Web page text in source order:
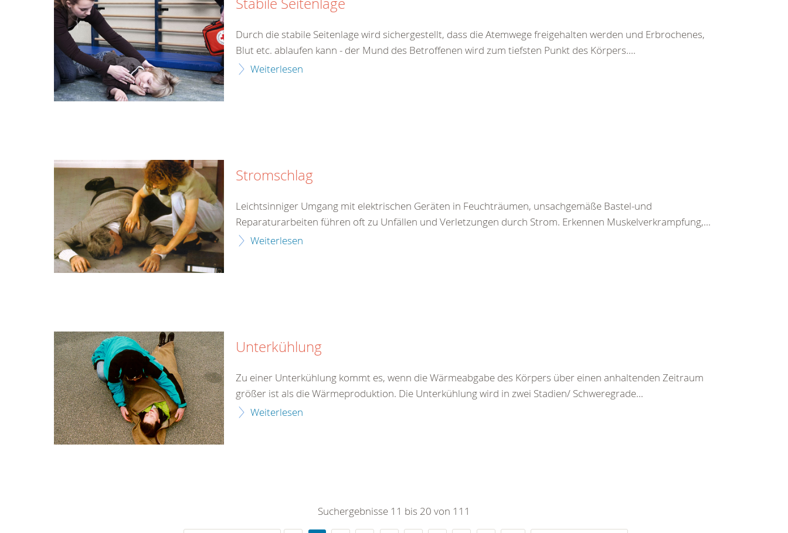
Durch die stabile Seitenlage wird sichergestellt, dass die Atemwege freigehalten werden und Erbrochenes,
Blut etc. ablaufen kann - der Mund des Betroffenen wird zum tiefsten Punkt des Körpers....
Weiterlesen
Stromschlag
Leichtsinniger Umgang mit elektrischen Geräten in Feuchträumen, unsachgemäße Bastel-und
Reparaturarbeiten führen oft zu Unfällen und Verletzungen durch Strom. Erkennen Muskelverkrampfung,...
Weiterlesen
Unterkühlung
Zu einer Unterkühlung kommt es, wenn die Wärmeabgabe des Körpers über einen anhaltenden Zeitraum
größer ist als die Wärmeproduktion. Die Unterkühlung wird in zwei Stadien/ Schweregrade...
Weiterlesen
Suchergebnisse 11 bis 20 von 111